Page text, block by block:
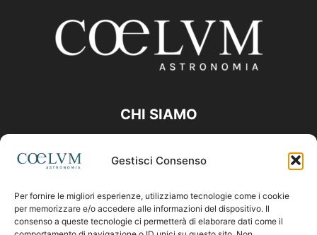
Gestisci Consenso
Per fornire le migliori esperienze, utilizziamo tecnologie come i cookie
per memorizzare e/o accedere alle informazioni del dispositivo. Il
consenso a queste tecnologie ci permetterà di elaborare dati come il
CHI SIAMO
Contattaci:coelumastro@coelum.com
SEGUICI